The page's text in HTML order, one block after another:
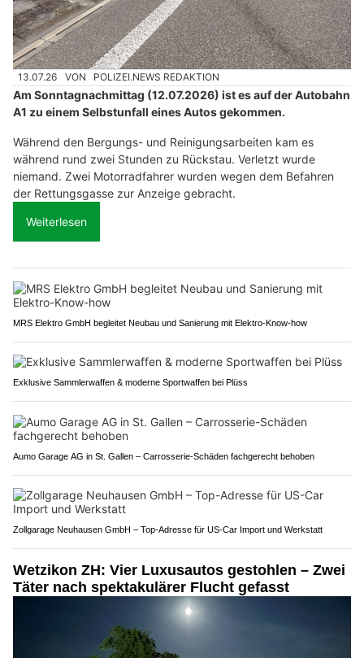
13.07.26 VON POLIZEI.NEWS REDAKTION
Am Sonntagnachmittag (12.07.2026) ist es auf der Autobahn
A1 zu einem Selbstunfall eines Autos gekommen.
Während den Bergungs- und Reinigungsarbeiten kam es
während rund zwei Stunden zu Rückstau. Verletzt wurde
niemand. Zwei Motorradfahrer wurden wegen dem Befahren
der Rettungsgasse zur Anzeige gebracht.
Weiterlesen
MRS Elektro GmbH begleitet Neubau und Sanierung mit Elektro-Know-how
Exklusive Sammlerwaffen & moderne Sportwaffen bei Plüss
Aumo Garage AG in St. Gallen – Carrosserie-Schäden fachgerecht behoben
Zollgarage Neuhausen GmbH – Top-Adresse für US-Car Import und Werkstatt
Wetzikon ZH: Vier Luxusautos gestohlen – Zwei
Täter nach spektakulärer Flucht gefasst